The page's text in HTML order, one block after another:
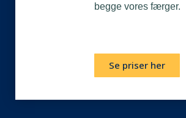
begge vores færger.
Se priser her